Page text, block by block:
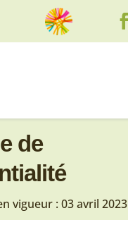
de
vigueur : 03 avril 2023